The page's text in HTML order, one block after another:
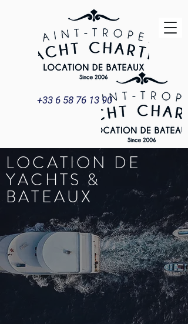
+33 6 58 76 13 90
LOCATION DE
YACHTS &
BATEAUX